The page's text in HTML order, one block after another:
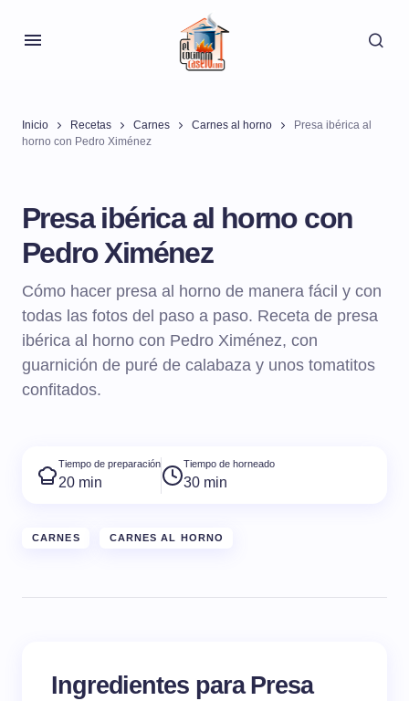
Inicio Recetas Carnes Carnes al horno
Presa ibérica al
horno con Pedro Ximénez
Presa ibérica al horno con
Pedro Ximénez
Cómo hacer presa al horno de manera fácil y con
todas las fotos del paso a paso. Receta de presa
ibérica al horno con Pedro Ximénez, con
guarnición de puré de calabaza y unos tomatitos
confitados.
Tiempo de preparación
20 min
Tiempo de horneado
30 min
CARNES CARNES AL HORNO
Ingredientes para Presa